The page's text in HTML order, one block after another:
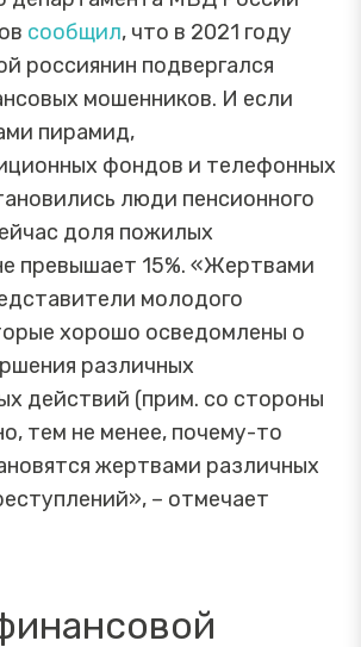
сообщил, что в 2021 году
россиянин подвергался
мошенников. И если
пирамид,
фондов и телефонных
люди пенсионного
доля пожилых
превышает 15%. «Жертвами
молодого
хорошо осведомлены о
различных
действий (прим. со стороны
тем не менее, почему-то
жертвами различных
– отмечает